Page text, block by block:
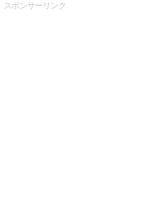
スポンサーリンク